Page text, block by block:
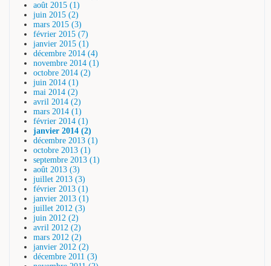
août 2015 (1)
juin 2015 (2)
mars 2015 (3)
février 2015 (7)
janvier 2015 (1)
décembre 2014 (4)
novembre 2014 (1)
octobre 2014 (2)
juin 2014 (1)
mai 2014 (2)
avril 2014 (2)
mars 2014 (1)
février 2014 (1)
janvier 2014 (2)
décembre 2013 (1)
octobre 2013 (1)
septembre 2013 (1)
août 2013 (3)
juillet 2013 (3)
février 2013 (1)
janvier 2013 (1)
juillet 2012 (3)
juin 2012 (2)
avril 2012 (2)
mars 2012 (2)
janvier 2012 (2)
décembre 2011 (3)